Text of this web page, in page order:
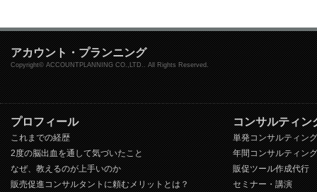
アカウント・プランニング
Copyright© ACCOUNTPLANNING CO.,LTD.. All Rights Reserved.
プロフィール
これまでの経歴
2度の脳出血を通して気づいたこと
なぜ、教えるのが上手いのか
販売促進コンサルタントに頼むメリットとは？
コンサルティン
単発コンサルティング
年間コンサルティング
販促ツール作成代行
セミナー・講演